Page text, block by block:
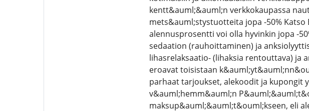
kentt&auml;&auml;n verkkokaupassa
mets&auml;stystuotteita jopa -50%
alennusprosentti voi olla hyvinkin jopa -
sedaation (rauhoittaminen) ja
lihasrelaksaatio- (lihaksia rentouttava) ja
eroavat toisistaan
parhaat tarjoukset, alekoodit ja kupongit
v&auml;hemm&auml;n
maksup&auml;&auml;t&ouml;kseen, eli